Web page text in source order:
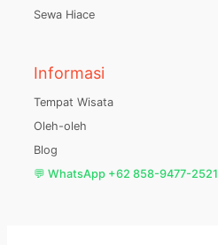
Sewa Hiace
Informasi
Tempat Wisata
Oleh-oleh
Blog
💬 WhatsApp +62 858-9477-2521